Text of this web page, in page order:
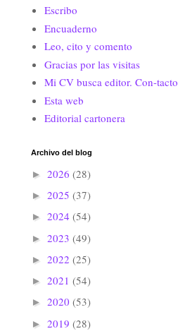
Escribo
Encuaderno
Leo, cito y comento
Gracias por las visitas
Mi CV busca editor. Con-tacto
Esta web
Editorial cartonera
Archivo del blog
► 2026 (28)
► 2025 (37)
► 2024 (54)
► 2023 (49)
► 2022 (25)
► 2021 (54)
► 2020 (53)
► 2019 (28)